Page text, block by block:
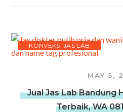
KONVEKSI JAS LAB
MAY 5,
Jual Jas Lab Bandung
Terbaik, WA